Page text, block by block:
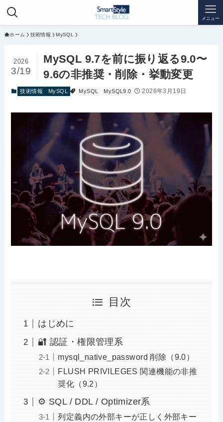
メニュー
ホーム 技術情報 MySQL
MySQL 9.7を前に振り返る9.0〜
9.6の非推奨・削除・挙動変更
2026
3/19
技術情報 MySQL MySQL MySQL9.0 2026年3月19日
目次
はじめに
🔐 認証・権限管理系
mysql_native_password 削除（9.0）
FLUSH PRIVILEGES 関連機能の非推
奨化（9.2）
⚙️ SQL / DDL / Optimizer系
列定義内の外部キーが正しく外部キー